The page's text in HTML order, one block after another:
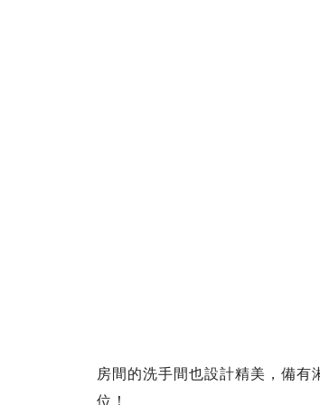
房間的洗手間也設計精美，備
位！